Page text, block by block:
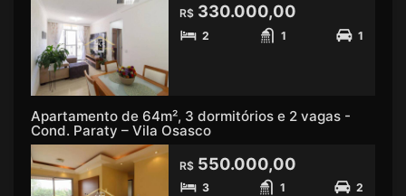
R$ 330.000,00
2 1 1
Apartamento de 64m², 3 dormitórios e 2 vagas -
Cond. Paraty – Vila Osasco
R$ 550.000,00
3 1 2